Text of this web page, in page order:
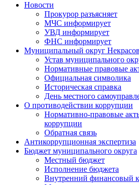
Новости
Прокурор разъясняет
МЧС информирует
УВД информирует
ФНС информирует
Муниципальный округ
Устав муниципального
Нормативные правовые
Официальная символика
Историческая справка
День местного
О противодействии коррупции
Нормативно-правовые
коррупции
Обратная связь
Антикоррупционная экспертиза
Бюджет муниципального округа
Местный бюджет
Исполнение бюджета
Внутренний финансовый